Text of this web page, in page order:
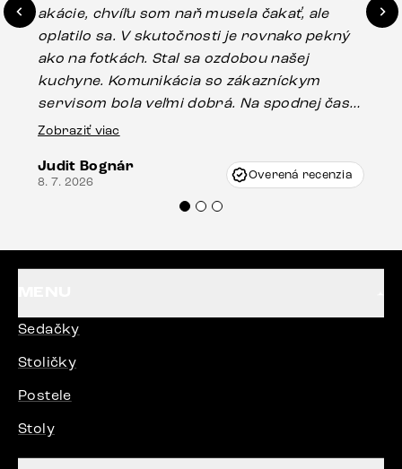
akácie, chvíľu som naň musela čakať, ale
oplatilo sa. V skutočnosti je rovnako pekný
ako na fotkách. Stal sa ozdobou našej
kuchyne. Komunikácia so zákazníckym
servisom bola veľmi dobrá. Na spodnej časti
stola bolo malé poškodenie, pravdepodobne
Vincze pri riešení mojej záležitosti pristúpili
veľmi korektne. Odporúčam produkty Delife
Zobraziť viac
Judit Bognár
8. 7. 2026 Overená recenzia
Sedačky
Stoličky
Postele
Stoly